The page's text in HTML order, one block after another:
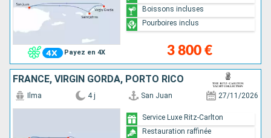
Payez en 4X 3 800 €
Boissons incluses
Pourboires inclus
FRANCE, VIRGIN GORDA, PORTO RICO
Ilma 4 j San Juan 27/11/2026
Service Luxe Ritz-Carlton
Restauration raffinée